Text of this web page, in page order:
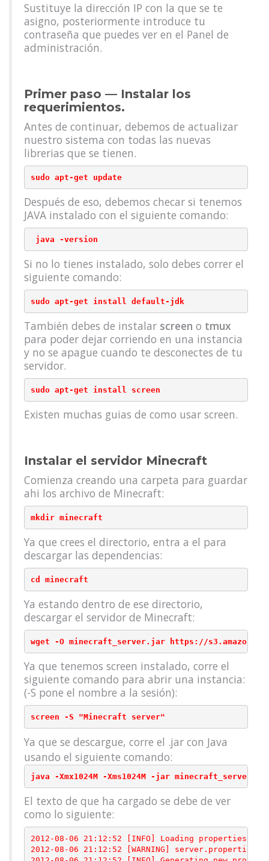
Sustituye la dirección IP con la que se te
asigno, posteriormente introduce tu
contraseña que puedes ver en el Panel de
administración.
Primer paso — Instalar los
requerimientos.
Antes de continuar, debemos de actualizar
nuestro sistema con todas las nuevas
librerias que se tienen.
sudo apt-get update
Después de eso, debemos checar si tenemos
JAVA instalado con el siguiente comando:
java -version
Si no lo tienes instalado, solo debes correr el
siguiente comando:
sudo apt-get install default-jdk
También debes de instalar screen o tmux
para poder dejar corriendo en una instancia
y no se apague cuando te desconectes de tu
servidor.
sudo apt-get install screen
Existen muchas guias de como usar screen.
Instalar el servidor Minecraft
Comienza creando una carpeta para guardar
ahi los archivo de Minecraft:
mkdir minecraft
Ya que crees el directorio, entra a el para
descargar las dependencias:
cd minecraft
Ya estando dentro de ese directorio,
descargar el servidor de Minecraft:
wget -O minecraft_server.jar https://
Ya que tenemos screen instalado, corre el
siguiente comando para abrir una instancia:
(-S pone el nombre a la sesión):
screen -S "Minecraft server"
Ya que se descargue, corre el .jar con Java
usando el siguiente comando:
java -Xmx1024M -Xms1024M -jar
El texto de que ha cargado se debe de ver
como lo siguiente:
2012-08-06 21:12:52 [INFO] Loading properties
2012-08-06 21:12:52 [WARNING] server.properties